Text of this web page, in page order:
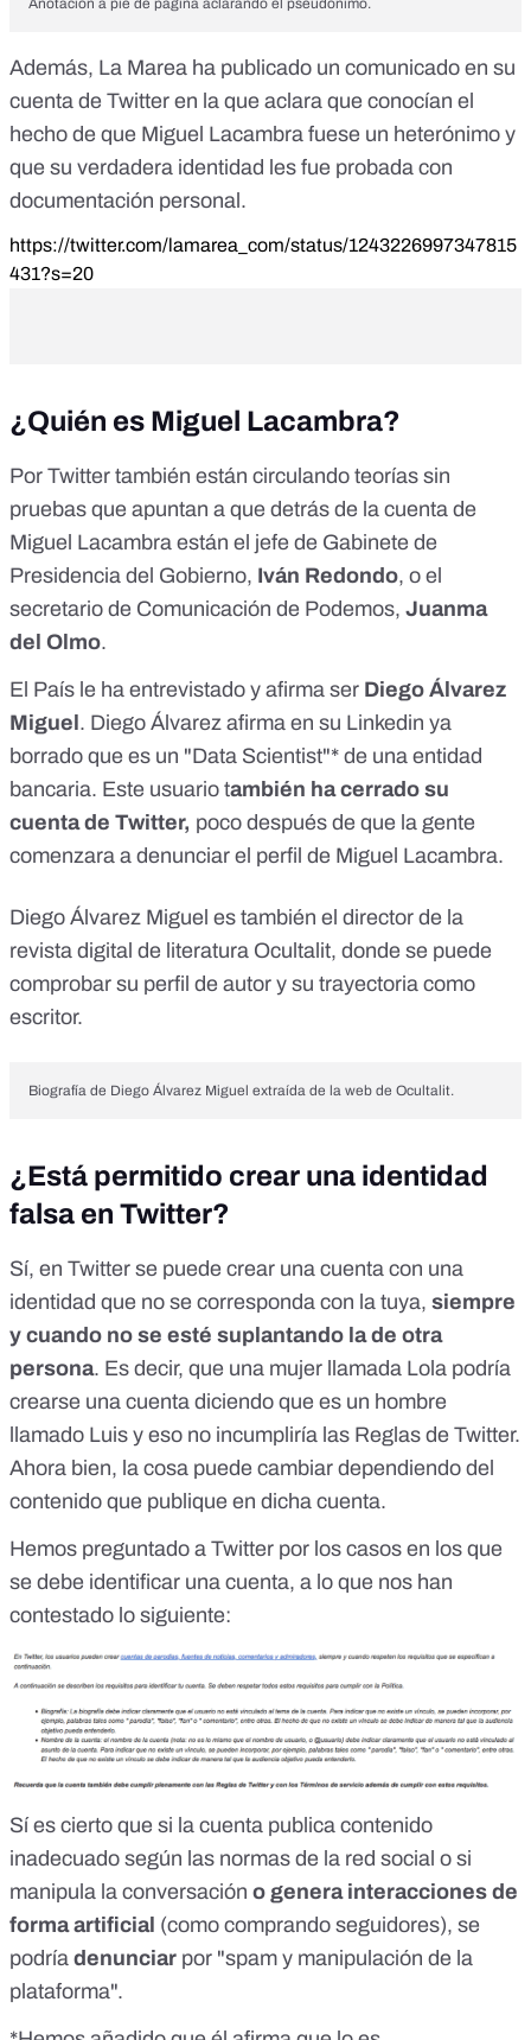
Anotación a pie de página aclarando el pseudónimo.
Además, La Marea ha publicado un comunicado en su
cuenta de Twitter en la que aclara que conocían el
hecho de que Miguel Lacambra fuese un heterónimo y
que su verdadera identidad les fue probada con
documentación personal.
https://twitter.com/lamarea_com/status/1243226997347815
431?s=20
¿Quién es Miguel Lacambra?
Por Twitter también están circulando teorías sin
pruebas que apuntan a que detrás de la cuenta de
Miguel Lacambra están el jefe de Gabinete de
Presidencia del Gobierno, Iván Redondo, o el
secretario de Comunicación de Podemos, Juanma
del Olmo.
El País le ha entrevistado y afirma ser Diego Álvarez
Miguel . Diego Álvarez afirma en su Linkedin ya
borrado que es un "Data Scientist"* de una entidad
bancaria. Este usuario también ha cerrado su
cuenta de Twitter, poco después de que la gente
comenzara a denunciar el perfil de Miguel Lacambra.
Diego Álvarez Miguel es también el director de la
revista digital de literatura Ocultalit, donde se puede
comprobar su perfil de autor y su trayectoria como
escritor.
Biografía de Diego Álvarez Miguel extraída de la web de Ocultalit.
¿Está permitido crear una identidad
falsa en Twitter?
Sí, en Twitter se puede crear una cuenta con una
identidad que no se corresponda con la tuya, siempre
y cuando no se esté suplantando la de otra
persona. Es decir, que una mujer llamada Lola podría
crearse una cuenta diciendo que es un hombre
llamado Luis y eso no incumpliría las Reglas de Twitter.
Ahora bien, la cosa puede cambiar dependiendo del
contenido que publique en dicha cuenta.
Hemos preguntado a Twitter por los casos en los que
se debe identificar una cuenta, a lo que nos han
contestado lo siguiente:
Sí es cierto que si la cuenta publica contenido
inadecuado según las normas de la red social o si
manipula la conversación o genera interacciones de
forma artificial (como comprando seguidores), se
podría denunciar por "spam y manipulación de la
plataforma".